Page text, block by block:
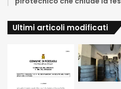
Ultimi articoli modificati